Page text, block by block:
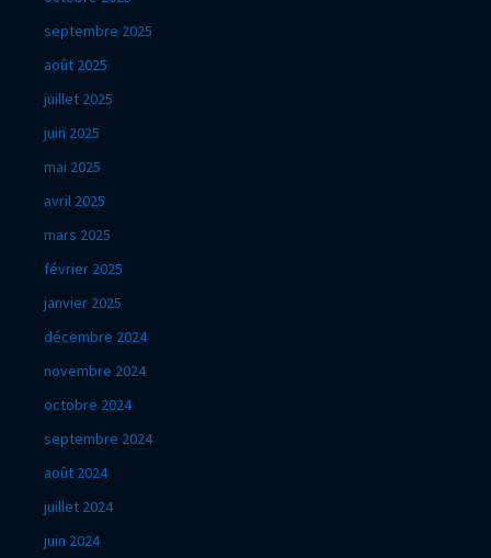
septembre 2025
août 2025
juillet 2025
juin 2025
mai 2025
avril 2025
mars 2025
février 2025
janvier 2025
décembre 2024
novembre 2024
octobre 2024
septembre 2024
août 2024
juillet 2024
juin 2024